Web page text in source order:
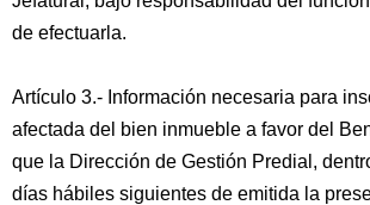
de efectuarla.
Artículo 3.- Información necesaria para
afectada del bien inmueble a favor del
que la Dirección de Gestión Predial,
días hábiles siguientes de emitida la